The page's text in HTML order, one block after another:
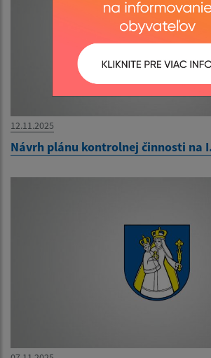
12.11.2025
Návrh plánu kontrolnej činnosti na